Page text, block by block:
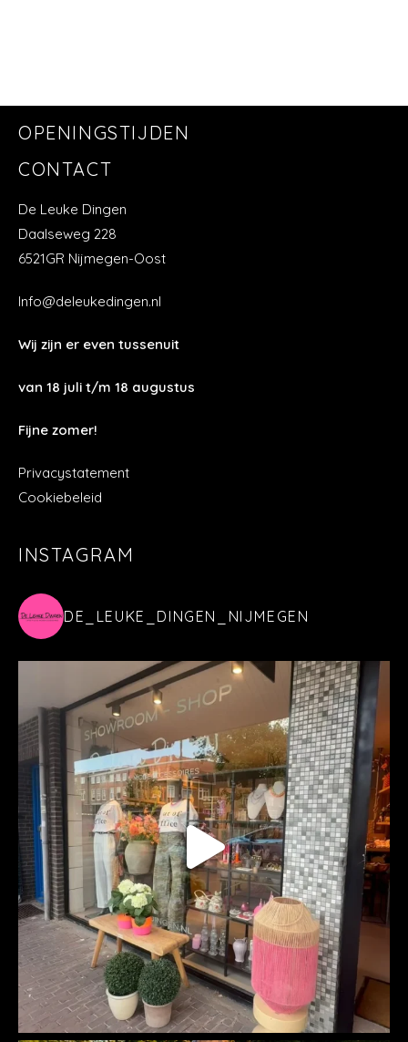
OPENINGSTIJDEN
CONTACT
De Leuke Dingen
Daalseweg 228
6521GR Nijmegen-Oost
Info@deleukedingen.nl
Wij zijn er even tussenuit
van 18 juli t/m 18 augustus
Fijne zomer!
Privacystatement
Cookiebeleid
INSTAGRAM
DE_LEUKE_DINGEN_NIJMEGEN